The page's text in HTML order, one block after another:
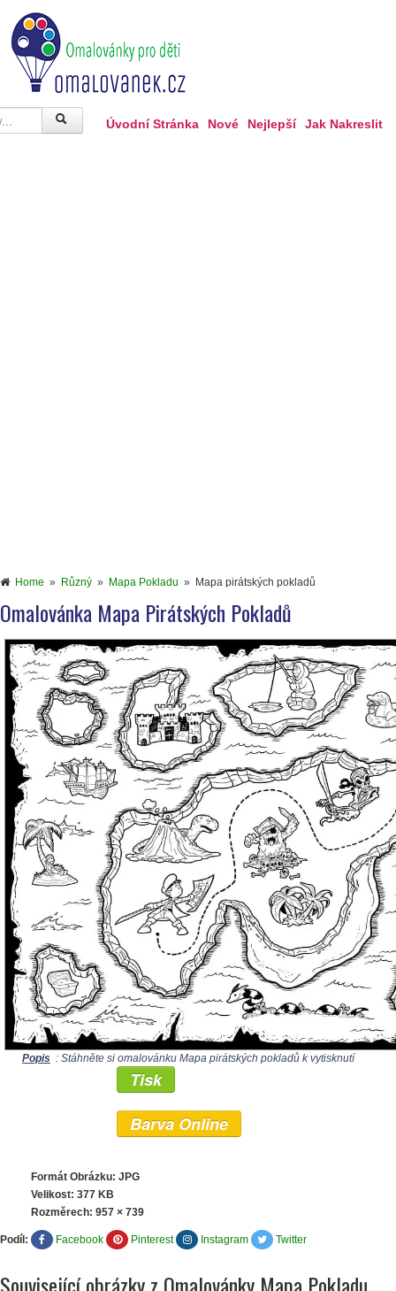
Úvodní Stránka Nové Nejlepší Jak Nakreslit
Home » Různý » Mapa Pokladu » Mapa pirátských pokladů
Omalovánka Mapa Pirátských Pokladů
Popis : Stáhněte si omalovánku Mapa pirátských pokladů k vytisknutí
Tisk
Barva Online
Formát Obrázku: JPG
Velikost: 377 KB
Rozměrech: 957 × 739
Podíl: Facebook Pinterest Instagram Twitter